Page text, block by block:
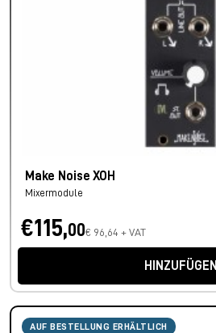
Make Noise XOH
Mixermodule
€115,00€ 96,64 + VAT
HINZUFÜGEN
AUF BESTELLUNG ERHÄLTLICH